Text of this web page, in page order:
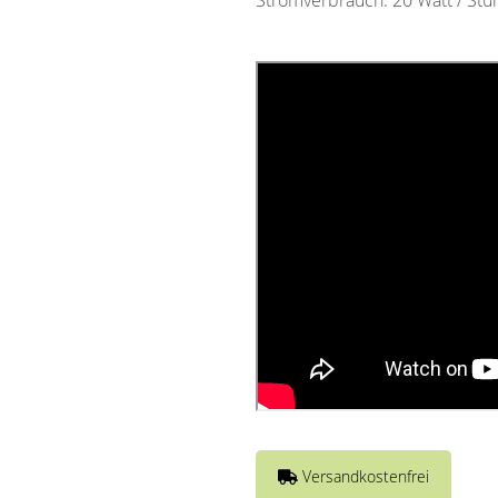
Versandkostenfrei